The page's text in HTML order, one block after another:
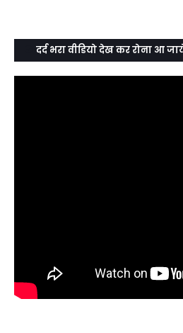
दर्द भरा वीडियो देख कर रोना आ